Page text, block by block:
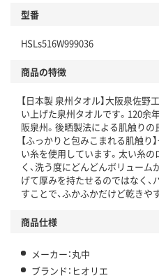
型番
HSLs516W999036
商品の特徴
【日本製 泉州タオル】大阪泉佐
い上げた泉州タオルです。120余
阪泉州。後晒製法による肌触りの
【ふっかりと包みこまれる肌触り
い糸を使用しています。太い糸
く、洗う度にどんどんボリュー
げて厚みを持たせるのではなく
すことで、ふかふかだけど乾きや
商品仕様
メーカー：丸中
ブランド：ヒオリエ